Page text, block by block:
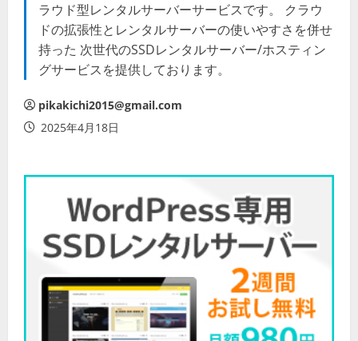
ラウド型レンタルサーバーサービスです。 クラウ
ドの拡張性とレンタルサーバーの使いやすさを併せ
持った 次世代のSSDレンタルサーバー/ホスティン
グサービスを提供しております。
pikakichi2015@gmail.com
2025年4月18日